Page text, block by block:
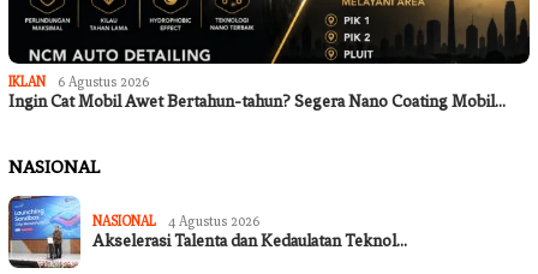
IKLAN 6 Agustus 2026
Ingin Cat Mobil Awet Bertahun-tahun? Segera Nano Coating Mobil…
NASIONAL
NASIONAL 4 Agustus 2026
Akselerasi Talenta dan Kedaulatan Teknol…